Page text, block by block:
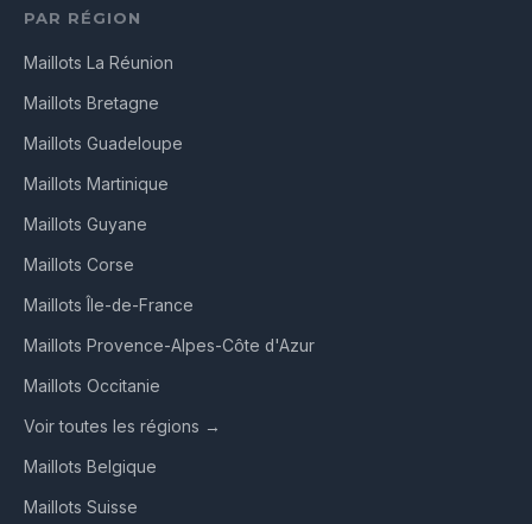
PAR RÉGION
Maillots La Réunion
Maillots Bretagne
Maillots Guadeloupe
Maillots Martinique
Maillots Guyane
Maillots Corse
Maillots Île-de-France
Maillots Provence-Alpes-Côte d'Azur
Maillots Occitanie
Voir toutes les régions →
Maillots Belgique
Maillots Suisse